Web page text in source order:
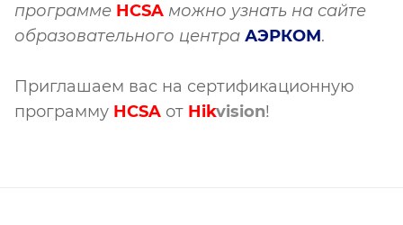
программе HCSA можно узнать на сайте
образовательного центра АЭРКОМ.
Приглашаем вас на сертификационную
программу HCSA от Hikvision!